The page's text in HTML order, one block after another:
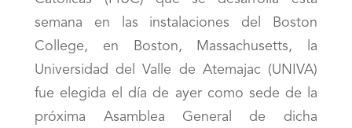
semana en las instalaciones del Boston
College, en Boston, Massachusetts, la
Universidad del Valle de Atemajac (UNIVA)
fue elegida el día de ayer como sede de la
próxima Asamblea General de dicha